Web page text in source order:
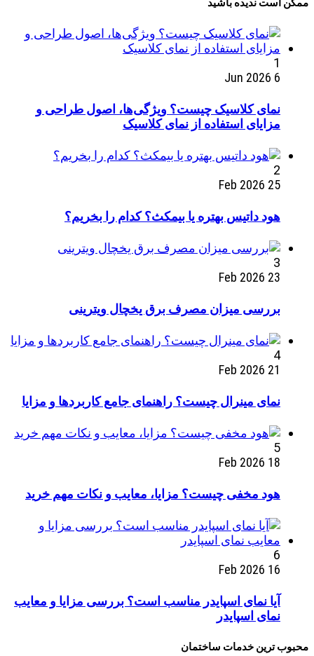
1
6 Jun 2026
نمای کلاسیک چیست؟ ویژگی‌ها، اصول طراحی و
مزایای استفاده از نمای کلاسیک
2
25 Feb 2026
هود داتیس بهتره یا بیمکث؟ کدام را بخریم؟
3
23 Feb 2026
بررسی میزان مصرف برق یخچال ویترینی
4
21 Feb 2026
نمای مینرال چیست؟ راهنمای جامع کاربردها و مزایا
5
18 Feb 2026
هود مخفی چیست؟ مزایا، معایب و نکات مهم خرید
6
16 Feb 2026
آیا نمای اسپایدر مناسب است؟ بررسی مزایا و معایب
نمای اسپایدر
محبوب ترین خدمات ساختمان